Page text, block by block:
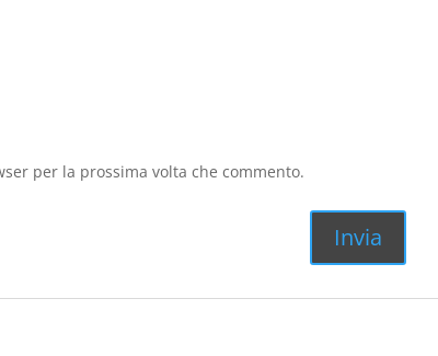
per la prossima volta che commento.